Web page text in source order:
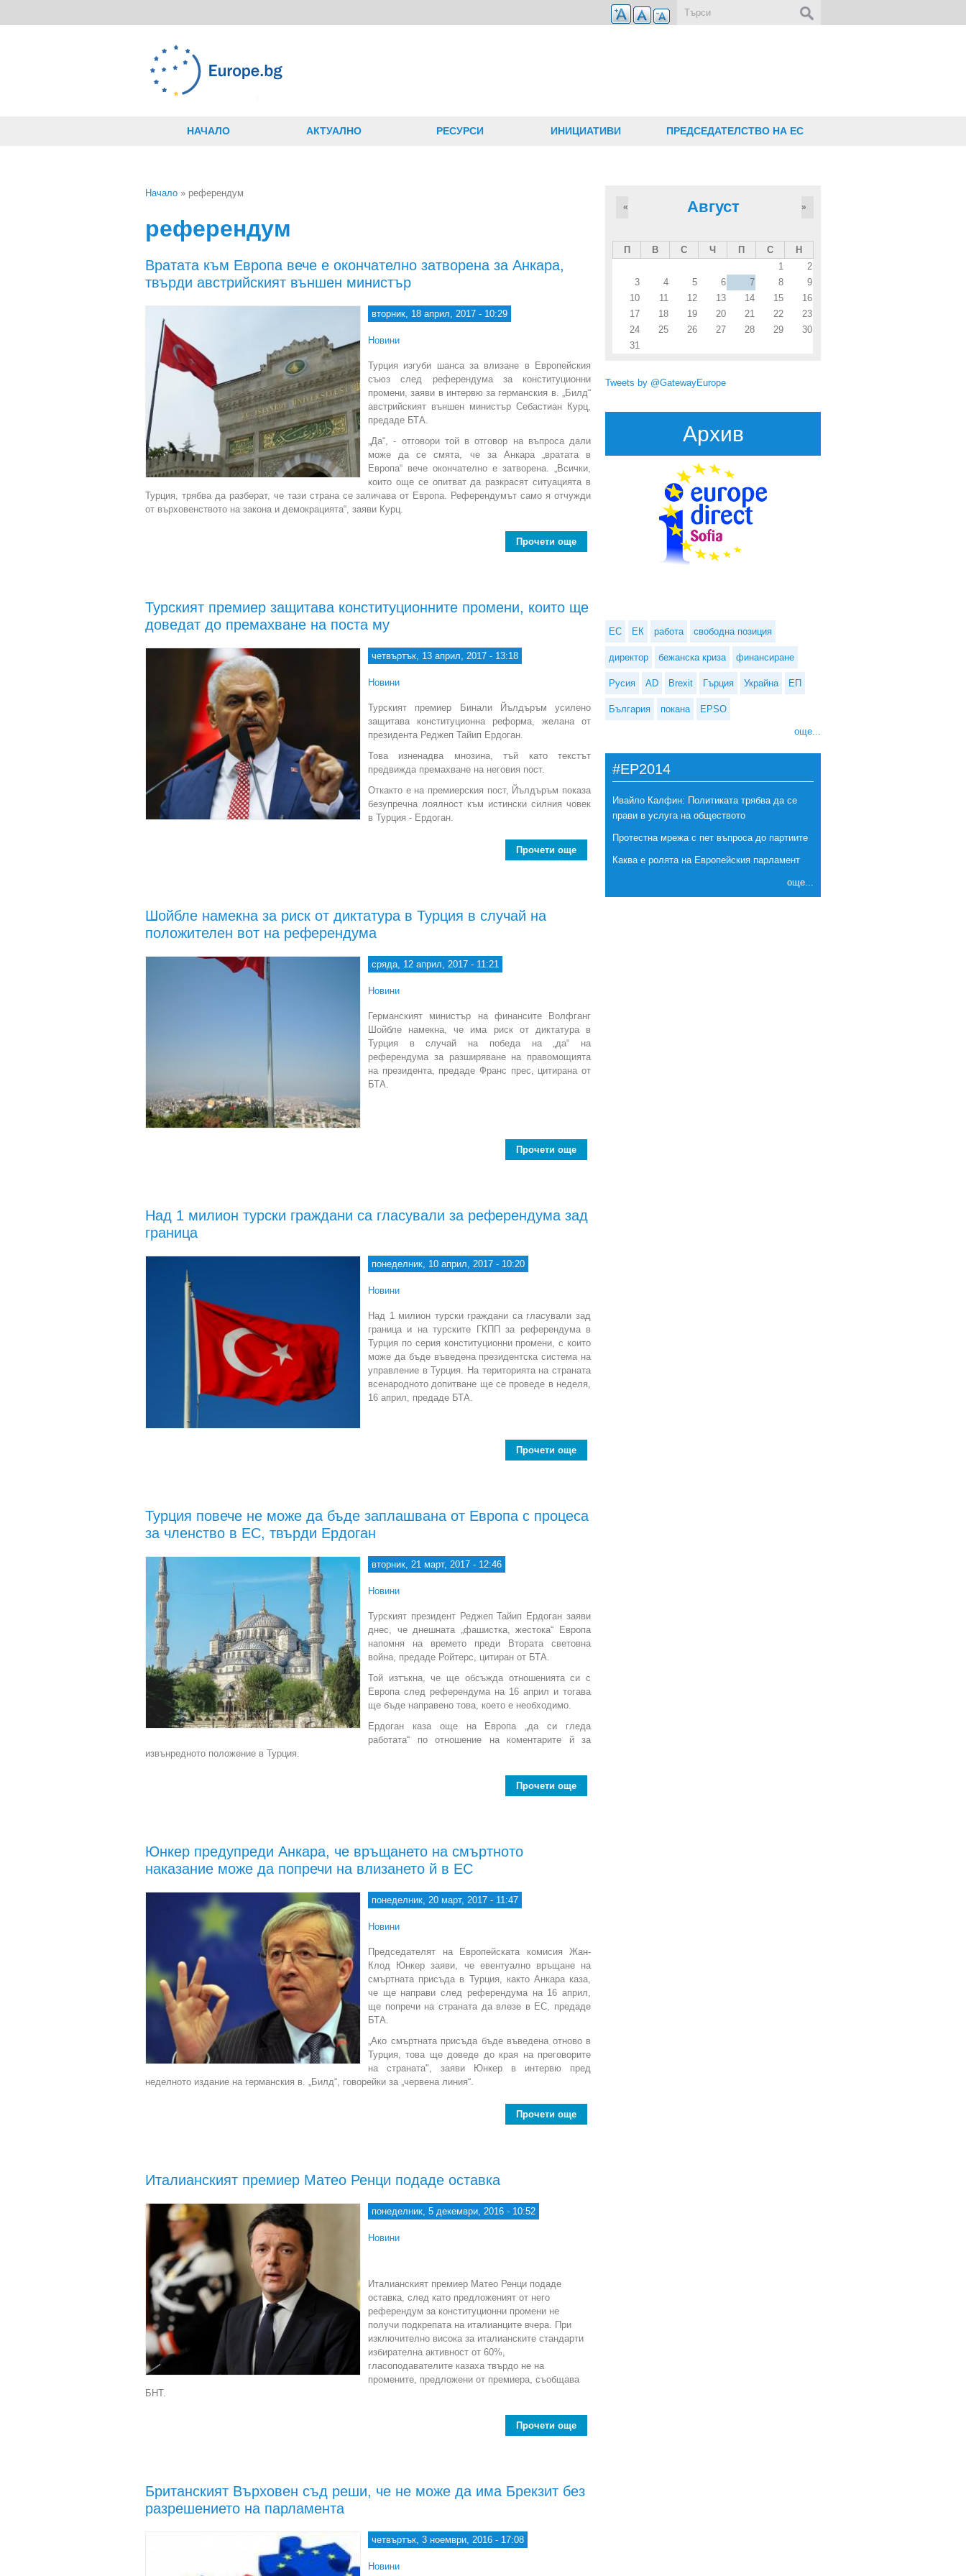
НАЧАЛО АКТУАЛНО РЕСУРСИ ИНИЦИАТИВИ ПРЕДСЕДАТЕЛСТВО НА ЕС
Начало » референдум
референдум
Вратата към Европа вече е окончателно затворена за Анкара,
твърди австрийският външен министър
вторник, 18 април, 2017 - 10:29
Новини
Турция изгуби шанса за влизане в Европейския
съюз след референдума за конституционни
промени, заяви в интервю за германския в. „Билд“
австрийският външен министър Себастиан Курц,
предаде БТА.
„Да“, - отговори той в отговор на въпроса дали
може да се смята, че за Анкара „вратата в
Европа“ вече окончателно е затворена. „Всички,
които още се опитват да разкрасят ситуацията в
Турция, трябва да разберат, че тази страна се заличава от Европа. Референдумът само я отчужди
от върховенството на закона и демокрацията“, заяви Курц.
Прочети още
about Вратата към Европа вече е окончателно затворена за Анкара, твърди
Турският премиер защитава конституционните промени, които ще
доведат до премахване на поста му
четвъртък, 13 април, 2017 - 13:18
Новини
Турският премиер Бинали Йълдъръм усилено
защитава конституционна реформа, желана от
президента Реджеп Тайип Ердоган.
Това изненадва мнозина, тъй като текстът
предвижда премахване на неговия пост.
Откакто е на премиерския пост, Йълдъръм показа
безупречна лоялност към истински силния човек
в Турция - Ердоган.
Прочети още
Шойбле намекна за риск от диктатура в Турция в случай на
положителен вот на референдума
сряда, 12 април, 2017 - 11:21
Новини
Германският министър на финансите Волфганг
Шойбле намекна, че има риск от диктатура в
Турция в случай на победа на „да“ на
референдума за разширяване на правомощията
на президента, предаде Франс прес, цитирана от
БТА.
Прочети още
Над 1 милион турски граждани са гласували за референдума зад
граница
понеделник, 10 април, 2017 - 10:20
Новини
Над 1 милион турски граждани са гласували зад
граница и на турските ГКПП за референдума в
Турция по серия конституционни промени, с които
може да бъде въведена президентска система на
управление в Турция. На територията на страната
всенародното допитване ще се проведе в неделя,
16 април, предаде БТА.
Прочети още
Турция повече не може да бъде заплашвана от Европа с процеса
за членство в ЕС, твърди Ердоган
вторник, 21 март, 2017 - 12:46
Новини
Турският президент Реджеп Тайип Ердоган заяви
днес, че днешната „фашистка, жестока“ Европа
напомня на времето преди Втората световна
война, предаде Ройтерс, цитиран от БТА.
Той изтъкна, че ще обсъжда отношенията си с
Европа след референдума на 16 април и тогава
ще бъде направено това, което е необходимо.
Ердоган каза още на Европа „да си гледа
работата“ по отношение на коментарите й за
извънредното положение в Турция.
Прочети още
Юнкер предупреди Анкара, че връщането на смъртното
наказание може да попречи на влизането й в ЕС
понеделник, 20 март, 2017 - 11:47
Новини
Председателят на Европейската комисия Жан-
Клод Юнкер заяви, че евентуално връщане на
смъртната присъда в Турция, както Анкара каза,
че ще направи след референдума на 16 април,
ще попречи на страната да влезе в ЕС, предаде
БТА.
„Ако смъртната присъда бъде въведена отново в
Турция, това ще доведе до края на преговорите
на страната", заяви Юнкер в интервю пред
неделното издание на германския в. „Билд“, говорейки за „червена линия“.
Прочети още
Италианският премиер Матео Ренци подаде оставка
понеделник, 5 декември, 2016 - 10:52
Новини
Италианският премиер Матео Ренци подаде
оставка, след като предложеният от него
референдум за конституционни промени не
получи подкрепата на италианците вчера. При
изключително висока за италианските стандарти
избирателна активност от 60%,
гласоподавателите казаха твърдо не на
промените, предложени от премиера, съобщава
БНТ.
Прочети още
Британският Върховен съд реши, че не може да има Брекзит без
разрешението на парламента
четвъртък, 3 ноември, 2016 - 17:08
Новини
Август
« »
П В С Ч П С
Н
1
2
3
4 5 6 7 8
9
10
11 12 13 14 15
16
17
18 19 20 21 22
23
24
25 26 27 28 29
30
31
Tweets by @GatewayEurope
Архив
ЕС ЕК работа свободна позиция
директор бежанска криза финансиране
Русия AD Brexit Гърция Украйна ЕП
България покана EPSO
още...
#EP2014
Ивайло Калфин: Политиката трябва да се
прави в услуга на обществото
Протестна мрежа с пет въпроса до партиите
Каква е ролята на Европейския парламент
още...